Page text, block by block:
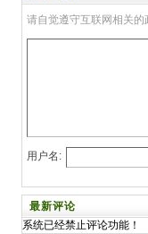
请自觉遵守互联网相关的
用户名:
最新评论
系统已经禁止评论功能！